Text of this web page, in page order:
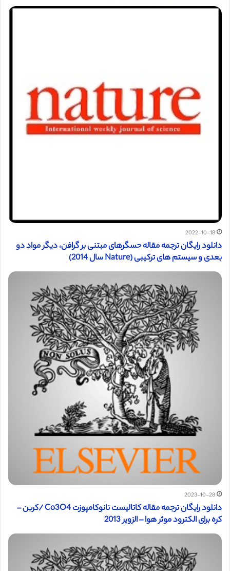
2022-10-18
دانلود رایگان ترجمه مقاله حسگرهای مبتنی بر گرافن، دیگر مواد دو
بعدی و سیستم های ترکیبی (Nature سال 2014)
2023-10-28
دانلود رایگان ترجمه مقاله کاتالیست نانوکامپوزت Co3O4 /کربن –
کره برای الکترود موثر هوا – الزویر 2013